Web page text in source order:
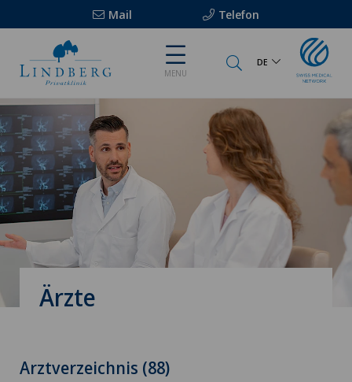
Mail Telefon
MENU
DE
Ärzte
Arztverzeichnis (88)